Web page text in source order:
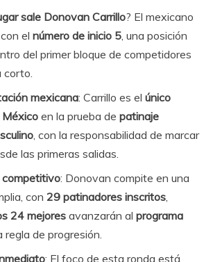
sale Donovan Carrillo? El mexicano
el número de inicio 5 , una posición
del primer bloque de competidores
corto.
mexicana: Carrillo es elúnico
en la prueba de patinaje
, con la responsabilidad de marcar
las primeras salidas.
: Donovan compite en una
con 29 patinadores inscritos
24 mejores avanzarán al programa
regla de progresión.
: El foco de esta ronda está